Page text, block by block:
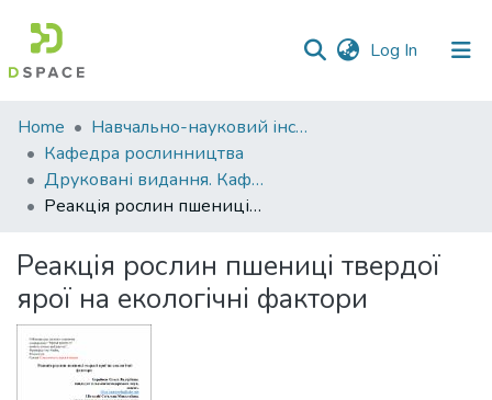
Log In (current)
Communities
&
Collections
All of DSpace
Statistics
Home
Навчально-науковий інститут агротехнологій, селекції та екології
Кафедра рослинництва
Друковані видання. Кафедра рослинництва
Реакція рослин пшениці твердої ярої на екологічні фактори
Реакція рослин пшениці твердої
ярої на екологічні фактори